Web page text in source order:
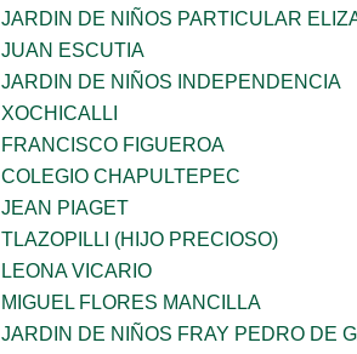
JARDIN DE NIÑOS PARTICULAR
JUAN ESCUTIA
JARDIN DE NIÑOS INDEPENDENCIA
XOCHICALLI
FRANCISCO FIGUEROA
COLEGIO CHAPULTEPEC
JEAN PIAGET
TLAZOPILLI (HIJO PRECIOSO)
LEONA VICARIO
MIGUEL FLORES MANCILLA
JARDIN DE NIÑOS FRAY PEDRO DE